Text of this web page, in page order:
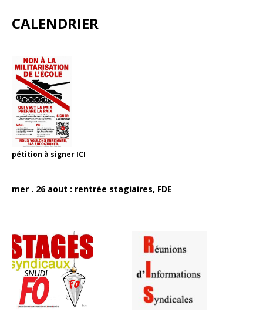
CALENDRIER
pétition à signer ICI
mer . 26 aout : rentrée stagiaires, FDE